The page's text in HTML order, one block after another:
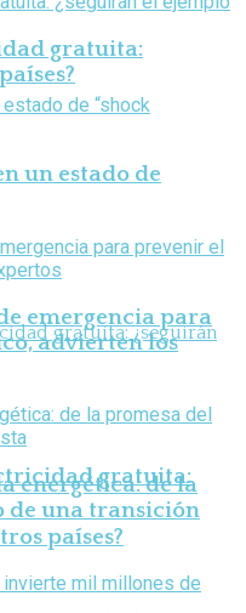
gratuita:
países?
gratuita:
un estado de
emergencia para
advierten los
energética: de la
de una transición